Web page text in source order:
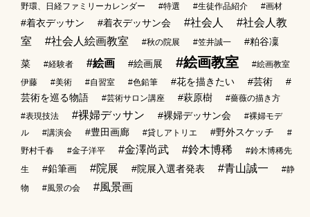
野環、日経ファミリーカレンダー
#特選 #生徒作品紹介 #画材
#着衣デッサン #着衣デッサン会 #社会人
#社会人教
室
#社会人絵画教室 #秋の院展 #笠井誠一
#粕谷凜
菜
#経験者 #絵画 #絵画展 #絵画教室
#絵画教室
伊藤
#美術 #自習室 #色鉛筆 #花を描きたい #芸術
#
芸術を巡る物語
#芸術サロン講座 #萩原樹
#薔薇の描き方
#表現技法
#裸婦デッサン #裸婦デッサン会
#裸婦モデ
ル
#講演会 #豊田画廊 #貸しアトリエ #野外スケッチ
#
野村千春
#金子洋平 #金澤尚武 #鈴木博稀
#鈴木博稀先
生
#鉛筆画 #院展 #院展入選者発表 #青山誠一
#静
物
#風景の会 #風景画